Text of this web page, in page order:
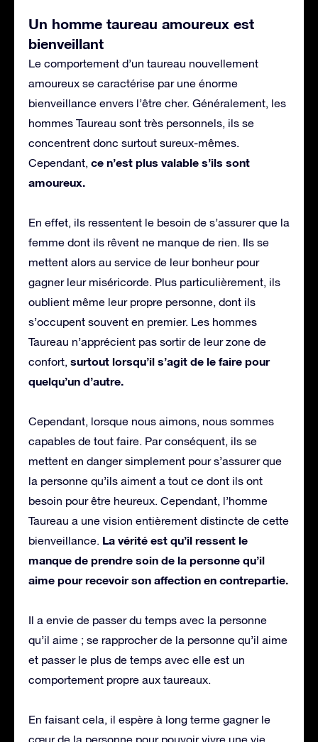
Un homme taureau amoureux est
bienveillant
Le comportement d’un taureau nouvellement
amoureux se caractérise par une énorme
bienveillance envers l’être cher. Généralement, les
hommes Taureau sont très personnels, ils se
concentrent donc surtout sureux-mêmes.
Cependant, ce n’est plus valable s’ils sont
amoureux.
En effet, ils ressentent le besoin de s’assurer que la
femme dont ils rêvent ne manque de rien. Ils se
mettent alors au service de leur bonheur pour
gagner leur miséricorde. Plus particulièrement, ils
oublient même leur propre personne, dont ils
s’occupent souvent en premier. Les hommes
Taureau n’apprécient pas sortir de leur zone de
confort, surtout lorsqu’il s’agit de le faire pour
quelqu’un d’autre.
Cependant, lorsque nous aimons, nous sommes
capables de tout faire. Par conséquent, ils se
mettent en danger simplement pour s’assurer que
la personne qu’ils aiment a tout ce dont ils ont
besoin pour être heureux. Cependant, l’homme
Taureau a une vision entièrement distincte de cette
bienveillance. La vérité est qu’il ressent le
manque de prendre soin de la personne qu’il
aime pour recevoir son affection en contrepartie.
Il a envie de passer du temps avec la personne
qu’il aime ; se rapprocher de la personne qu’il aime
et passer le plus de temps avec elle est un
comportement propre aux taureaux.
En faisant cela, il espère à long terme gagner le
cœur de la personne pour pouvoir vivre une vie